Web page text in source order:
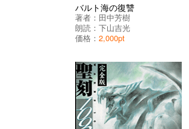
バルト海の復讐
著者： 田中芳樹
朗読： 下山吉光
価格： 2,000pt